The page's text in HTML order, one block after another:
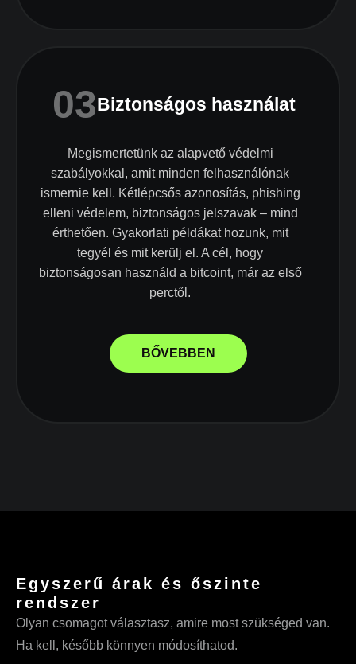
03Biztonságos használat
Megismertetünk az alapvető védelmi
szabályokkal, amit minden felhasználónak
ismernie kell. Kétlépcsős azonosítás, phishing
elleni védelem, biztonságos jelszavak – mind
érthetően. Gyakorlati példákat hozunk, mit
tegyél és mit kerülj el. A cél, hogy
biztonságosan használd a bitcoint, már az első
perctől.
BŐVEBBEN
Egyszerű árak és őszinte
rendszer
Olyan csomagot választasz, amire most szükséged van.
Ha kell, később könnyen módosíthatod.